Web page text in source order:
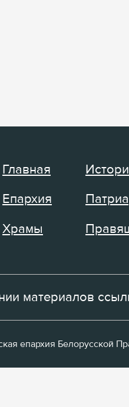
Главная
Епархия
Храмы
материалов
епархия Белорусской